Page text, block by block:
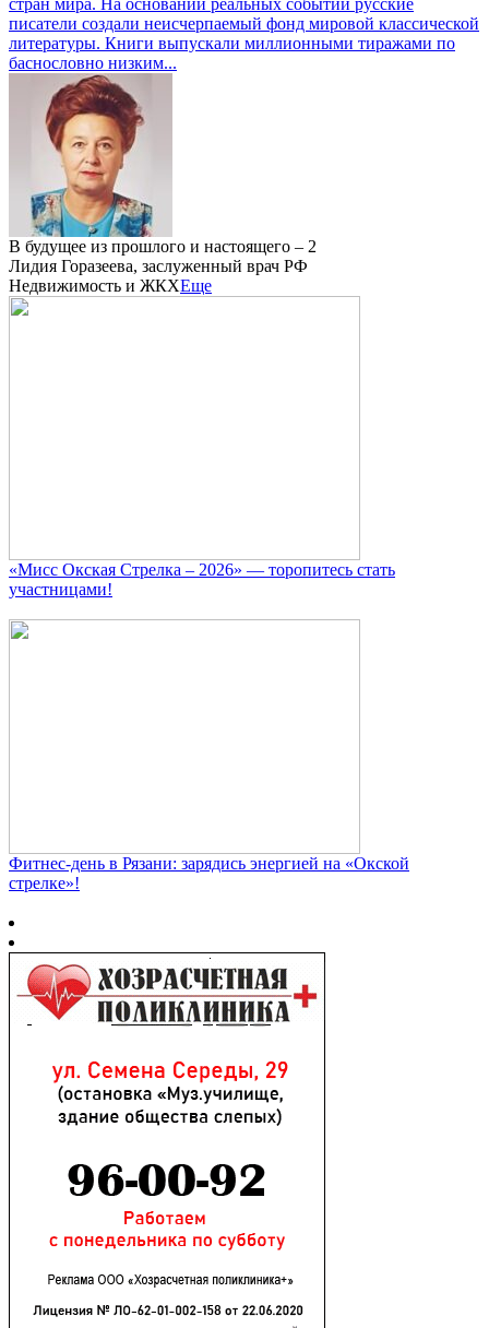
стран мира. На основании реальных событий русские
писатели создали неисчерпаемый фонд мировой классической
литературы. Книги выпускали миллионными тиражами по
баснословно низким...
В будущее из прошлого и настоящего – 2
Лидия Горазеева, заслуженный врач РФ
Недвижимость и ЖКХЕще
«Мисс Окская Стрелка – 2026» — торопитесь стать
участницами!
Фитнес‑день в Рязани: зарядись энергией на «Окской
стрелке»!